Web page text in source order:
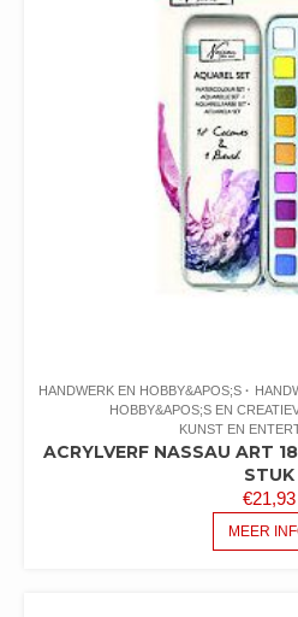
HANDWERK EN HOBBY&APOS;S
HOBBY&APOS;S EN
KUNST EN
ACRYLVERF NASSAU ART
STUK
€21,93
MEER